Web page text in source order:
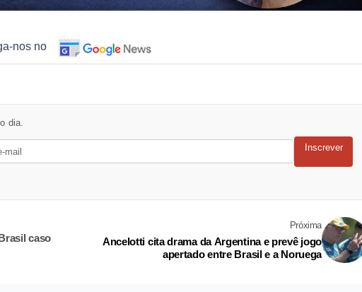
nos no
dia.
Inscrever
caso
Próxima
Ancelotti cita drama da Argentina e prevê jogo
apertado entre Brasil e a Noruega